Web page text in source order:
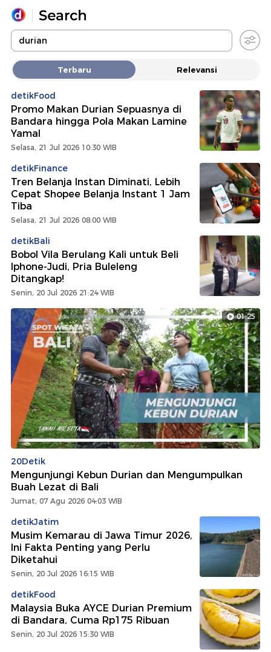
Yang sedang ramai dicari
Loading...
Promoted
Terakhir yang dicari
Terbaru Relevansi
detikFood
Promo Makan Durian Sepuasnya di
Bandara hingga Pola Makan Lamine
Yamal
Selasa, 21 Jul 2026 10:30 WIB
detikFinance
Tren Belanja Instan Diminati, Lebih
Cepat Shopee Belanja Instant 1 Jam
Tiba
Selasa, 21 Jul 2026 08:00 WIB
detikBali
Bobol Vila Berulang Kali untuk Beli
Iphone-Judi, Pria Buleleng
Ditangkap!
Senin, 20 Jul 2026 21:24 WIB
01:25
20Detik
Mengunjungi Kebun Durian dan Mengumpulkan
Buah Lezat di Bali
Jumat, 07 Agu 2026 04:03 WIB
detikJatim
Musim Kemarau di Jawa Timur 2026,
Ini Fakta Penting yang Perlu
Diketahui
Senin, 20 Jul 2026 16:15 WIB
detikFood
Malaysia Buka AYCE Durian Premium
di Bandara, Cuma Rp175 Ribuan
Senin, 20 Jul 2026 15:30 WIB